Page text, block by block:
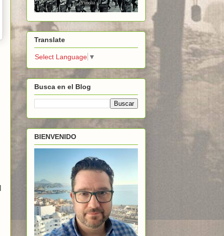
Translate
Select Language ▼
Busca en el Blog
BIENVENIDO